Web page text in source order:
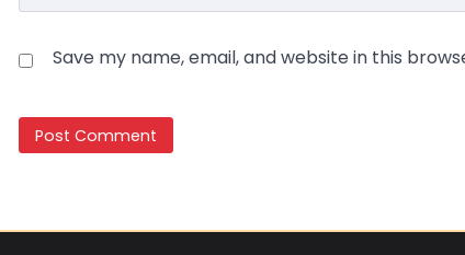
Save my name, email, and website in this